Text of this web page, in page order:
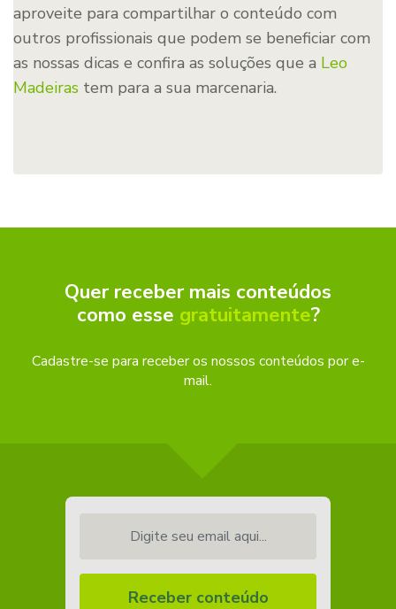
aproveite para compartilhar o conteúdo com
outros profissionais que podem se beneficiar com
as nossas dicas e confira as soluções que a Leo
Madeiras tem para a sua marcenaria.
Quer receber mais conteúdos
como esse gratuitamente?
Cadastre-se para receber os nossos conteúdos por e-
mail.
Receber conteúdo